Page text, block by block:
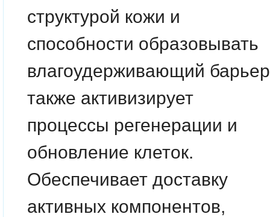
структурой кожи и
способности образовывать
влагоудерживающий
также активизирует
процессы регенерации и
обновление клеток.
Обеспечивает доставку
активных компонентов,